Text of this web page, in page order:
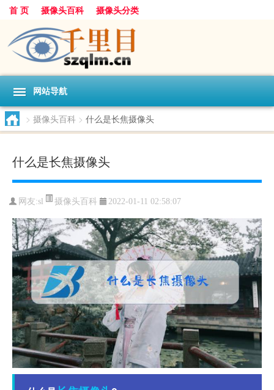
首 页 摄像头百科 摄像头分类
网站导航
> 摄像头百科 > 什么是长焦摄像头
什么是长焦摄像头
网友:sl 摄像头百科 2022-01-11 02:58:07